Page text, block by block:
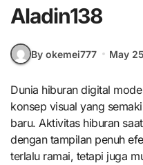
Aladin138
By okemei777 May
Dunia hiburan digital modern terus menghadirkan berbagai
konsep visual yang
baru. Aktivitas hiburan
dengan tampilan penuh
terlalu ramai, tetapi juga